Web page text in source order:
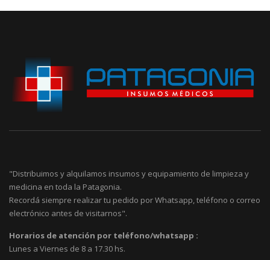
"Distribuimos y alquilamos insumos y equipamiento de limpieza y
medicina en toda la Patagonia.
Recordá siempre realizar tu pedido por Whatsapp, teléfono o correo
electrónico antes de visitarnos".
Horarios de atención por teléfono/whatsapp :
Lunes a Viernes de 8 a 17.30 hs.